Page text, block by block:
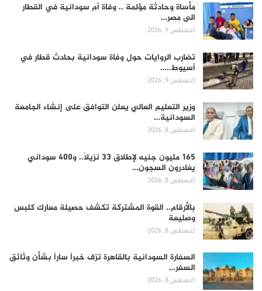
مأساة وحادثة مؤلمة .. وفاة أم سودانية في القطار
الى مصر…
أغسطس 9, 2026
تضارب الروايات حول وفاة سودانية بحادث قطار في
أسيوط..…
أغسطس 9, 2026
وزير التعليم العالي يعلن التوافق على إنشاء الجامعة
السودانية…
أغسطس 8, 2026
165 مليون جنيه لإطلاق 33 نزيلاً.. و400 سوداني
يغادرون السجون…
أغسطس 8, 2026
بالأرقام.. القوة المشتركة تكشف حصيلة معارك كلبس
وصليعة
أغسطس 8, 2026
السفارة السودانية بالقاهرة تزف خبراً ساراً بشأن وثائق
السفر…
أغسطس 8, 2026